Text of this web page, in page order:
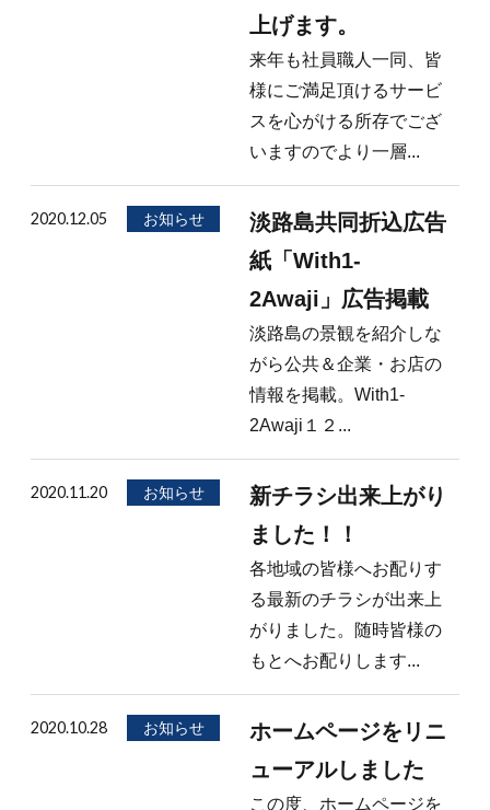
上げます。
来年も社員職人一同、皆
様にご満足頂けるサービ
スを心がける所存でござ
いますのでより一層...
2020.12.05 お知らせ
淡路島共同折込広告
紙「With1-
2Awaji」広告掲載
淡路島の景観を紹介しな
がら公共＆企業・お店の
情報を掲載。With1-
2Awaji１２...
2020.11.20 お知らせ
新チラシ出来上がり
ました！！
各地域の皆様へお配りす
る最新のチラシが出来上
がりました。随時皆様の
もとへお配りします...
2020.10.28 お知らせ
ホームページをリニ
ューアルしました
この度、ホームページを